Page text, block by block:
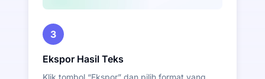
3
Ekspor Hasil Teks
Klik tombol “Ekspor” dan pilih format yang